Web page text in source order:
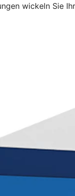
wickeln Sie